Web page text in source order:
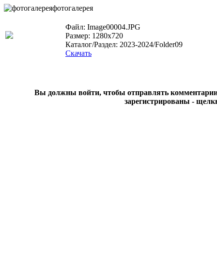
фотогалерея
Файл: Image00004.JPG
Размер: 1280x720
Каталог/Раздел: 2023-2024/Folder09
Скачать
Вы должны войти, чтобы отправлять комментарии
зарегистрированы -